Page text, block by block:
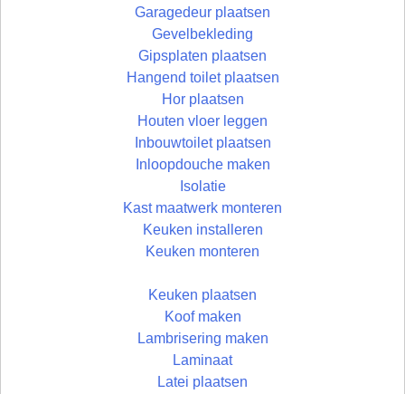
Garagedeur plaatsen
Gevelbekleding
Gipsplaten plaatsen
Hangend toilet plaatsen
Hor plaatsen
Houten vloer leggen
Inbouwtoilet plaatsen
Inloopdouche maken
Isolatie
Kast maatwerk monteren
Keuken installeren
Keuken monteren
Keuken plaatsen
Koof maken
Lambrisering maken
Laminaat
Latei plaatsen